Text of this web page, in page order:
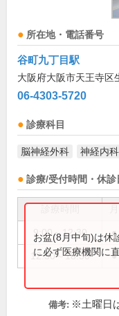
所在地・電話番号
谷町九丁目駅
大阪府大阪市天王寺区
06-4303-5720
診療科目
脳神経外科 神経内科
診療/受付時間・休診
9:00～12:30 ●
12:30～18:30 ●
お盆(8月中旬)は休
に必ず医療機関に
備考: ※土曜日